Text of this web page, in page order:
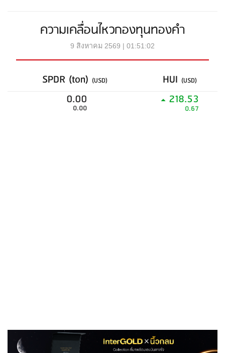
ความเคลื่อนไหวกองทุนทองคำ
9 สิงหาคม 2569 | 01:51:02
SPDR (ton) (USD) HUI (USD)
0.00
0.00
218.53
0.67